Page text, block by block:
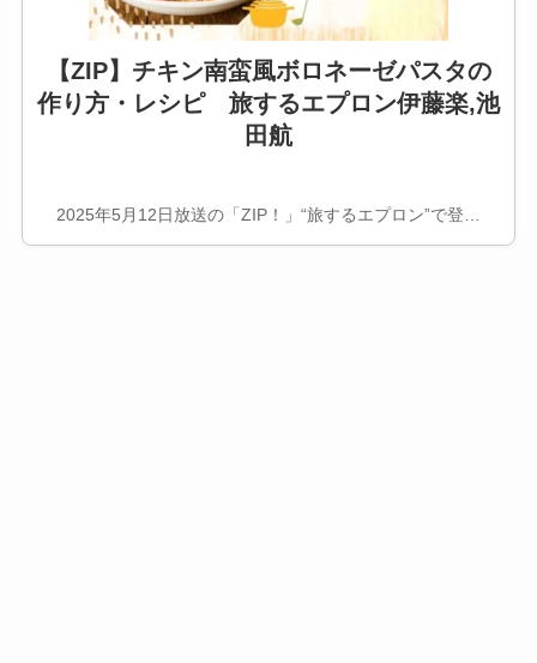
【ZIP】チキン南蛮風ボロネーゼパスタの
作り方・レシピ 旅するエプロン伊藤楽,池
田航
2025年5月12日放送の「ZIP！」“旅するエプロン”で登…